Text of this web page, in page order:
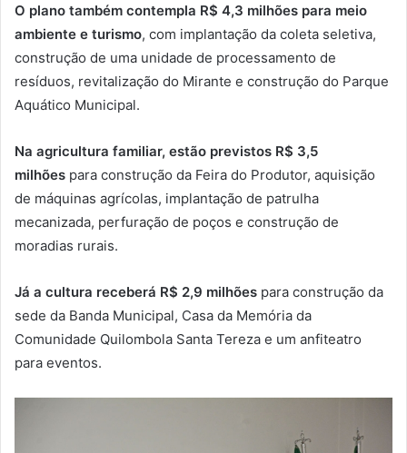
O plano também contempla R$ 4,3 milhões para meio
ambiente e turismo, com implantação da coleta seletiva,
construção de uma unidade de processamento de
resíduos, revitalização do Mirante e construção do Parque
Aquático Municipal.
Na agricultura familiar, estão previstos R$ 3,5
milhões para construção da Feira do Produtor, aquisição
de máquinas agrícolas, implantação de patrulha
mecanizada, perfuração de poços e construção de
moradias rurais.
Já a cultura receberá R$ 2,9 milhões para construção da
sede da Banda Municipal, Casa da Memória da
Comunidade Quilombola Santa Tereza e um anfiteatro
para eventos.